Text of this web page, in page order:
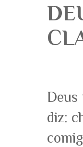
Deus
diz: